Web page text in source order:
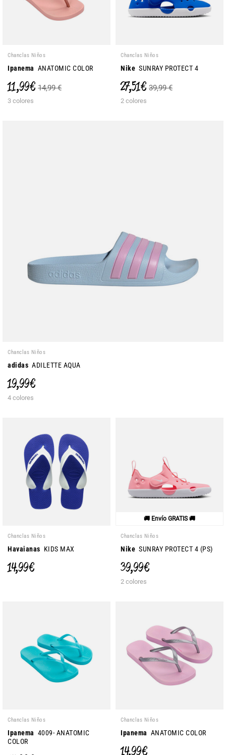
Chanclas Niños
Ipanema ANATOMIC COLOR
11,99 € 14,99 €
3 colores
Chanclas Niños
Nike SUNRAY PROTECT 4
27,51 € 39,99 €
2 colores
Chanclas Niños
adidas ADILETTE AQUA
19,99 €
4 colores
Chanclas Niños
Havaianas KIDS MAX
14,99 €
🚚 Envío GRATIS 🚚
Chanclas Niños
Nike SUNRAY PROTECT 4 (PS)
39,99 €
2 colores
Chanclas Niños
Ipanema 4009- ANATOMIC
COLOR
Chanclas Niños
Ipanema ANATOMIC COLOR
14,99 €